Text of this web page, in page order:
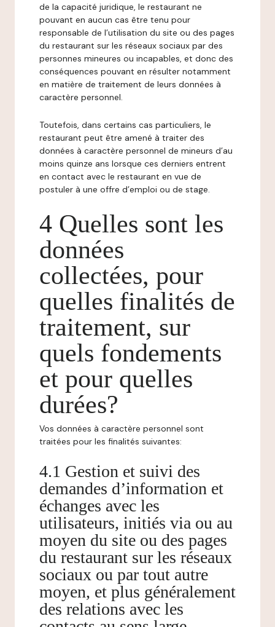
de la capacité juridique, le restaurant ne
pouvant en aucun cas être tenu pour
responsable de l’utilisation du site ou des pages
du restaurant sur les réseaux sociaux par des
personnes mineures ou incapables, et donc des
conséquences pouvant en résulter notamment
en matière de traitement de leurs données à
caractère personnel.
Toutefois, dans certains cas particuliers, le
restaurant peut être amené à traiter des
données à caractère personnel de mineurs d’au
moins quinze ans lorsque ces derniers entrent
en contact avec le restaurant en vue de
postuler à une offre d’emploi ou de stage.
4 Quelles sont les
données
collectées, pour
quelles finalités de
traitement, sur
quels fondements
et pour quelles
durées?
Vos données à caractère personnel sont
traitées pour les finalités suivantes:
4.1 Gestion et suivi des
demandes d’information et
échanges avec les
utilisateurs, initiés via ou au
moyen du site ou des pages
du restaurant sur les réseaux
sociaux ou par tout autre
moyen, et plus généralement
des relations avec les